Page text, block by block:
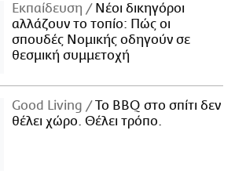
Εκπαίδευση
Νέοι δικηγόροι
αλλάζουν το τοπίο: Πώς οι
σπουδές Νομικής οδηγούν σε
θεσμική συμμετοχή
Good Living
Το BBQ στο σπίτι δεν
θέλει χώρο. Θέλει τρόπο.